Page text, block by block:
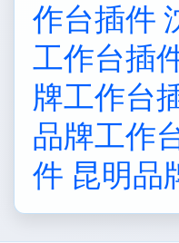
作台插件
工作台插
牌工作台
品牌工作
件 昆明品